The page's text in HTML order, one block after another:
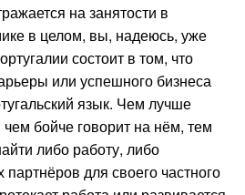
на занятости в
в целом, вы, надеюсь, уже
состоит в том, что
или успешного бизнеса
язык. Чем лучше
чем бойче говорит на нём, тем
либо работу, либо
для своего частного